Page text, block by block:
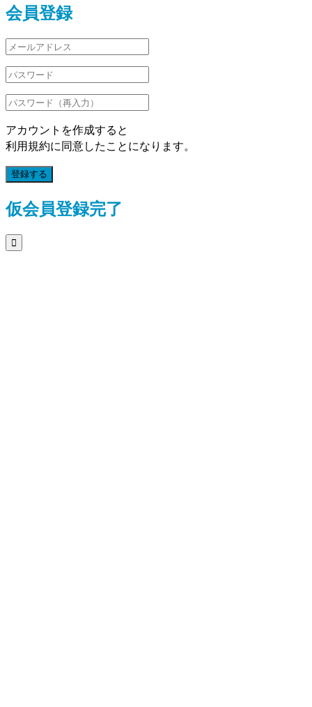
会員登録
アカウントを作成すると
利用規約に同意したことになります。
登録する
仮会員登録完了
